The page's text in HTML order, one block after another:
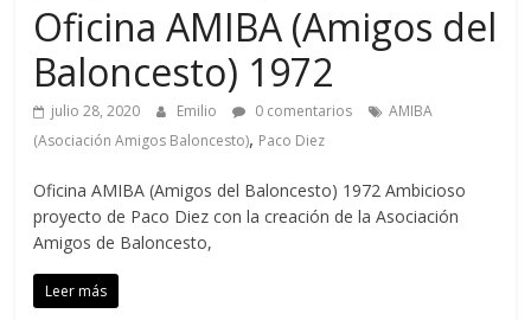
Oficina AMIBA (Amigos del
Baloncesto) 1972
julio 28, 2020 Emilio 0 comentarios
AMIBA
(Asociación Amigos Baloncesto), Paco Diez
Oficina AMIBA (Amigos del Baloncesto) 1972 Ambicioso
proyecto de Paco Diez con la creación de la Asociación
Amigos de Baloncesto,
Leer más